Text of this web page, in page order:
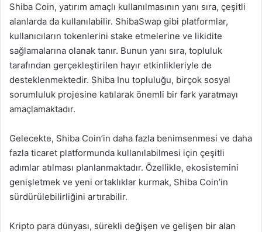
Shiba Coin, yatırım amaçlı kullanılmasının yanı sıra, çeşitli
alanlarda da kullanılabilir. ShibaSwap gibi platformlar,
kullanıcıların tokenlerini stake etmelerine ve likidite
sağlamalarına olanak tanır. Bunun yanı sıra, topluluk
tarafından gerçekleştirilen hayır etkinlikleriyle de
desteklenmektedir. Shiba Inu topluluğu, birçok sosyal
sorumluluk projesine katılarak önemli bir fark yaratmayı
amaçlamaktadır.
Gelecekte, Shiba Coin’in daha fazla benimsenmesi ve daha
fazla ticaret platformunda kullanılabilmesi için çeşitli
adımlar atılması planlanmaktadır. Özellikle, ekosistemini
genişletmek ve yeni ortaklıklar kurmak, Shiba Coin’in
sürdürülebilirliğini artırabilir.
Kripto para dünyası, sürekli değişen ve gelişen bir alan